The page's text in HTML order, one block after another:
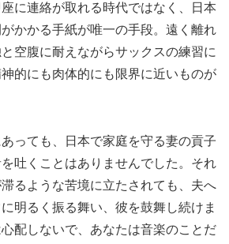
に連絡が取れる時代ではなく、日本
かかる手紙が唯一の手段。遠く離れ
空腹に耐えながらサックスの練習に
的にも肉体的にも限界に近いものが
っても、日本で家庭を守る妻の貢子
吐くことはありませんでした。それ
るような苦境に立たされても、夫へ
明るく振る舞い、彼を鼓舞し続けま
配しないで、あなたは音楽のことだ